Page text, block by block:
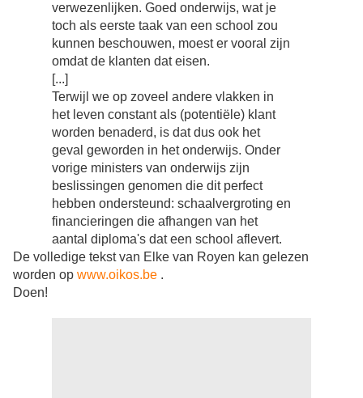
verwezenlijken. Goed onderwijs, wat je
toch als eerste taak van een school zou
kunnen beschouwen, moest er vooral zijn
omdat de klanten dat eisen.
[...]
Terwijl we op zoveel andere vlakken in
het leven constant als (potentiële) klant
worden benaderd, is dat dus ook het
geval geworden in het onderwijs. Onder
vorige ministers van onderwijs zijn
beslissingen genomen die dit perfect
hebben ondersteund: schaalvergroting en
financieringen die afhangen van het
aantal diploma's dat een school aflevert.
De volledige tekst van Elke van Royen kan gelezen
worden op www.oikos.be .
Doen!